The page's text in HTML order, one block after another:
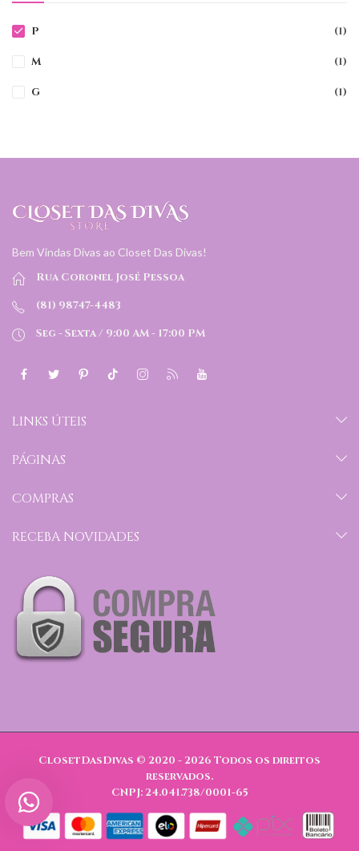
P (1)
M (1)
G (1)
Bem Vindas Divas ao Closet Das Divas!
Rua Coronel José Pessoa
(81) 98747-4483
Seg - Sexta / 9:00 AM - 17:00 PM
LINKS ÚTEIS
PÁGINAS
COMPRAS
RECEBA NOVIDADES
ClosetDasDivas © 2020 - 2026 Todos os direitos
reservados.
CNPJ: 24.041.738/0001-65